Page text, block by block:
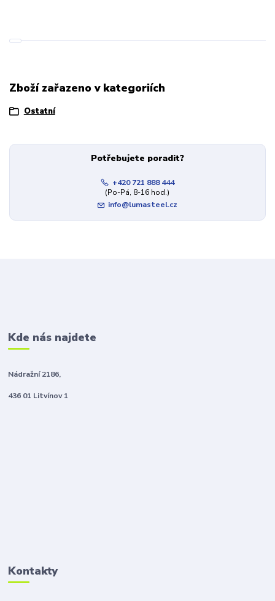
Zboží zařazeno v kategoriích
Ostatní
Potřebujete poradit?
+420 721 888 444
(Po-Pá, 8-16 hod.)
info@lumasteel.cz
Kde nás najdete
Nádražní 2186,
436 01 Litvínov 1
Kontakty